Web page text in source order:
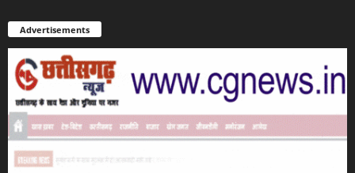
Advertisements